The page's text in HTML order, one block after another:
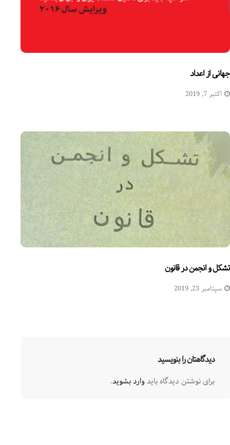
جهانی از اعداد
اکتبر 7, 2019
تشکل و انجمن در قانون
سپتامبر 23, 2019
دیدگاهتان را بنویسید
برای نوشتن دیدگاه بایدوارد بشوید.